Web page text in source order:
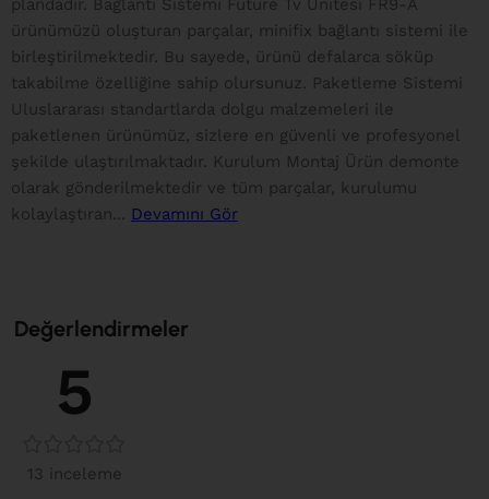
ürünümüzü oluşturan parçalar, minifix bağlantı sistemi ile
birleştirilmektedir. Bu sayede, ürünü defalarca söküp
takabilme özelliğine sahip olursunuz. Paketleme Sistemi
Uluslararası standartlarda dolgu malzemeleri ile
paketlenen ürünümüz, sizlere en güvenli ve profesyonel
şekilde ulaştırılmaktadır. Kurulum Montaj Ürün demonte
olarak gönderilmektedir ve tüm parçalar, kurulumu
kolaylaştıran...
Devamını Gör
Değerlendirmeler
5
13 inceleme